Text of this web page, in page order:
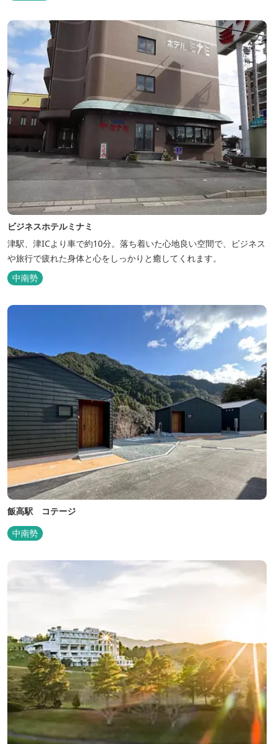
ビジネスホテルミナミ
津駅、津ICより車で約10分。落ち着いた心地良い空間で、ビジネス
や旅行で疲れた身体と心をしっかりと癒してくれます。
中南勢
飯高駅 コテージ
中南勢